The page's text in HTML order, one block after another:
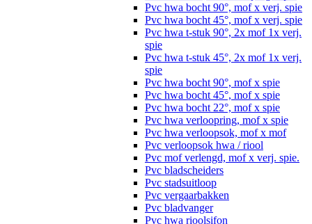
Pvc hwa bocht 90°, mof x verj. spie
Pvc hwa bocht 45°, mof x verj. spie
Pvc hwa t-stuk 90°, 2x mof 1x verj.
spie
Pvc hwa t-stuk 45°, 2x mof 1x verj.
spie
Pvc hwa bocht 90°, mof x spie
Pvc hwa bocht 45°, mof x spie
Pvc hwa bocht 22°, mof x spie
Pvc hwa verloopring, mof x spie
Pvc hwa verloopsok, mof x mof
Pvc verloopsok hwa / riool
Pvc mof verlengd, mof x verj. spie.
Pvc bladscheiders
Pvc stadsuitloop
Pvc vergaarbakken
Pvc bladvanger
Pvc hwa rioolsifon